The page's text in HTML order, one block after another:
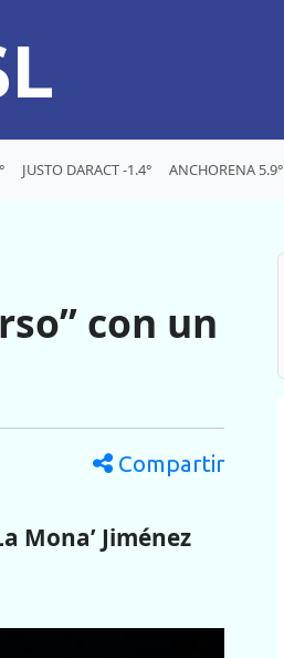
JUSTO DARACT -1.4° ANCHORENA 5.9°
con un
Compartir
Mona’ Jiménez